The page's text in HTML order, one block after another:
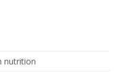
nutrition